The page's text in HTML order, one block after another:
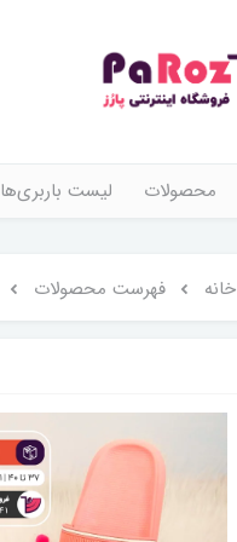
محصولات لیست باربری‌ها
خانه فهرست محصولات